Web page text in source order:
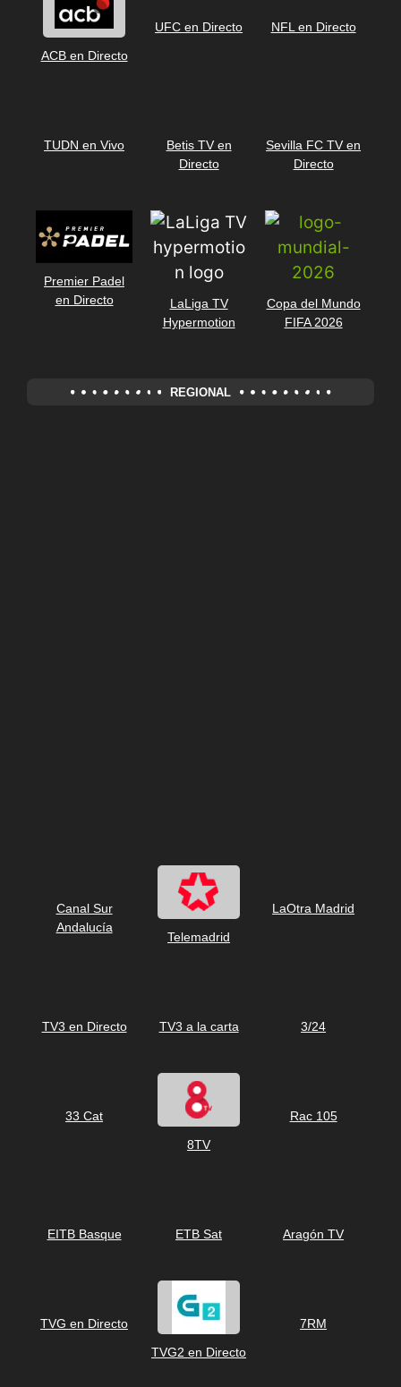
ACB en Directo
UFC en Directo NFL en Directo
TUDN en Vivo
Betis TV en
Directo
Sevilla FC TV en
Directo
Premier Padel
en Directo
LaLiga TV
Hypermotion
Copa del Mundo
FIFA 2026
REGIONAL
Canal Sur
Andalucía
Telemadrid
LaOtra Madrid
TV3 en Directo TV3 a la carta 3/24
33 Cat
8TV
Rac 105
EITB Basque ETB Sat Aragón TV
TVG en Directo
TVG2 en Directo
7RM